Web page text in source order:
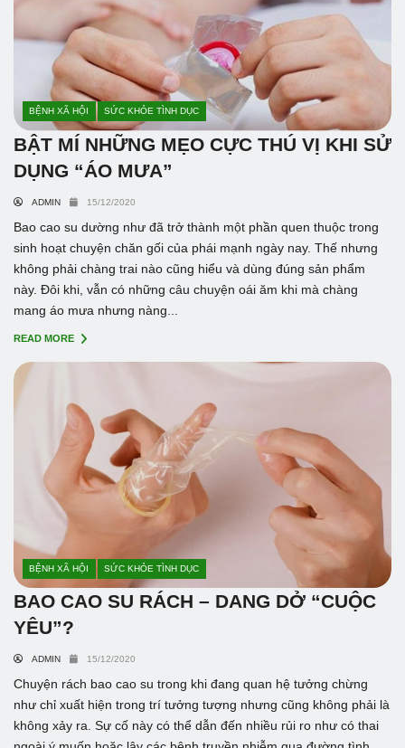
BỆNH XÃ HỘI SỨC KHỎE TÌNH DỤC
BẬT MÍ NHỮNG MẸO CỰC THÚ VỊ KHI SỬ
DỤNG “ÁO MƯA”
ADMIN 15/12/2020
Bao cao su dường như đã trở thành một phần quen thuộc trong
sinh hoạt chuyện chăn gối của phái mạnh ngày nay. Thế nhưng
không phải chàng trai nào cũng hiểu và dùng đúng sản phẩm
này. Đôi khi, vẫn có những câu chuyện oái ăm khi mà chàng
mang áo mưa nhưng nàng...
READ MORE
BỆNH XÃ HỘI SỨC KHỎE TÌNH DỤC
BAO CAO SU RÁCH – DANG DỞ “CUỘC
YÊU”?
ADMIN 15/12/2020
Chuyện rách bao cao su trong khi đang quan hệ tưởng chừng
như chỉ xuất hiện trong trí tưởng tượng nhưng cũng không phải là
không xảy ra. Sự cố này có thể dẫn đến nhiều rủi ro như có thai